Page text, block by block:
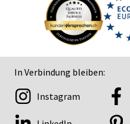
In Verbindung bleiben:
Instagram